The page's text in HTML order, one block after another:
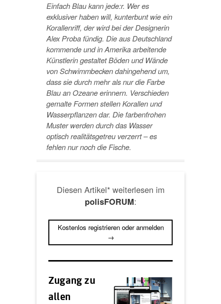
Einfach Blau kann jede:r. Wer es
exklusiver haben will, kunterbunt wie ein
Korallenriff, der wird bei der Designerin
Alex Proba fündig. Die aus Deutschland
kommende und in Amerika arbeitende
Künstlerin gestaltet Böden und Wände
von Schwimmbecken dahingehend um,
dass sie durch mehr als nur die Farbe
Blau an Ozeane erinnern. Verschieden
gemalte Formen stellen Korallen und
Wasserpflanzen dar. Die farbenfrohen
Muster werden durch das Wasser
optisch realitätsgetreu verzerrt – es
fehlen nur noch die Fische.
Diesen Artikel* weiterlesen im
polisFORUM:
Kostenlos registrieren oder anmelden
→
Zugang zu
allen